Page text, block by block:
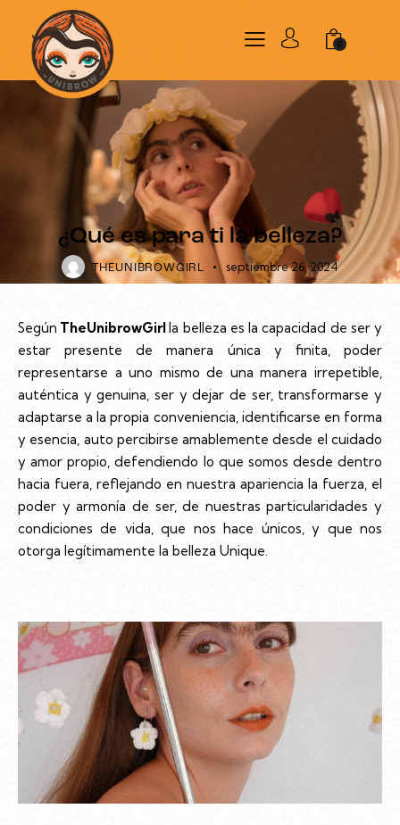
0
BELLEZA
¿Qué es para ti la belleza?
THEUNIBROWGIRL septiembre 26, 2024
Según TheUnibrowGirlla belleza es la capacidad de ser y
estar presente de manera única y finita, poder
representarse a uno mismo de una manera irrepetible,
auténtica y genuina, ser y dejar de ser, transformarse y
adaptarse a la propia conveniencia, identificarse en forma
y esencia, auto percibirse amablemente desde el cuidado
y amor propio, defendiendo lo que somos desde dentro
hacia fuera, reflejando en nuestra apariencia la fuerza, el
poder y armonía de ser, de nuestras particularidades y
condiciones de vida, que nos hace únicos, y que nos
otorga legítimamente la belleza Unique.